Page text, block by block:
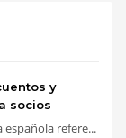
y
socios
española refere...